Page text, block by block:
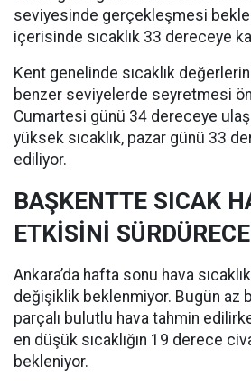
seviyesinde gerçekleşmesi
içerisinde sıcaklık 33 dereceye
Kent genelinde sıcaklık
benzer seviyelerde seyretmesi
Cumartesi günü 34 dereceye
yüksek sıcaklık, pazar günü 33
ediliyor.
BAŞKENTTE SICAK
ETKİSİNİ
Ankara’da hafta sonu hava
değişiklik beklenmiyor. Bugün az
parçalı bulutlu hava tahmin
en düşük sıcaklığın 19 derece
bekleniyor.